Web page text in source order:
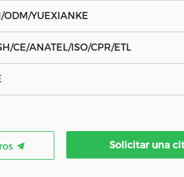
ODM/YUEXIANKE
CE/ANATEL/ISO/CPR/ETL
Solicitar una